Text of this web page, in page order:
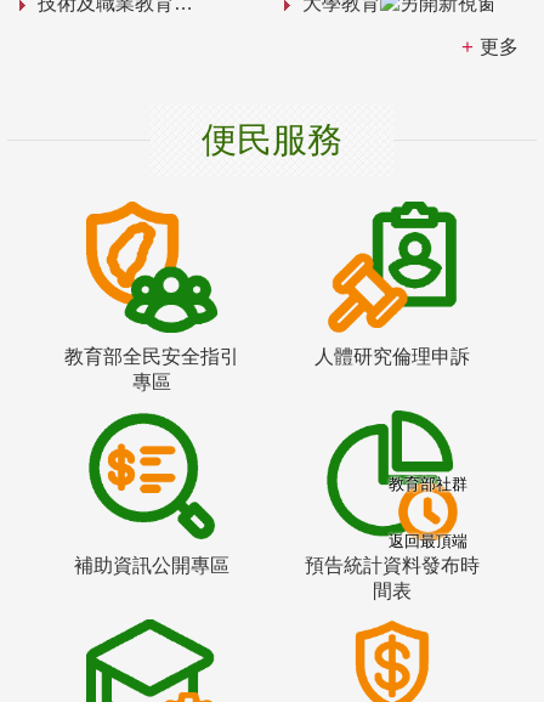
更多
便民服務
教育部全民安全指引
專區
人體研究倫理申訴
補助資訊公開專區
預告統計資料發布時
間表
教育部社群
返回最頂端